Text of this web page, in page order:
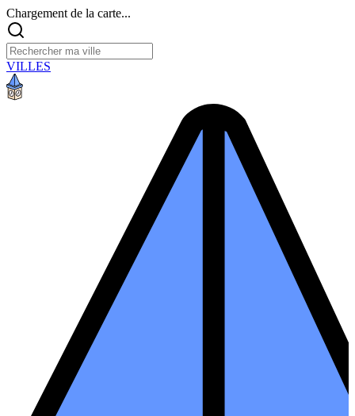
Chargement de la carte...
VILLES